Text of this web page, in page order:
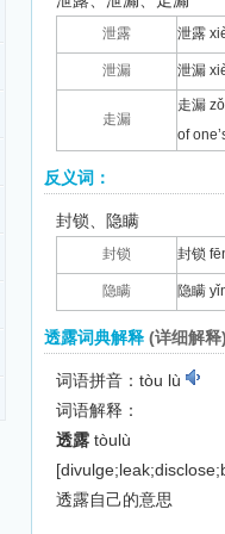
泄露 泄露
泄漏 泄漏
走漏
走漏
of
反义词：
封锁、隐瞒
封锁 封锁
隐瞒 隐瞒
透露词典解释 (详细解释)
词语拼音：tòu lù
词语解释：
透露 tòulù
透露自己的意思